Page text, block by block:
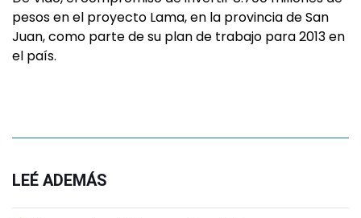
pesos en el proyecto Lama, en la provincia de San
Juan, como parte de su plan de trabajo para 2013 en
el país.
LEÉ ADEMÁS